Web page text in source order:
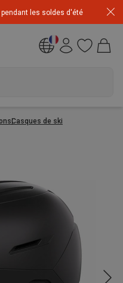
pendant les soldes d'été
Casques de ski